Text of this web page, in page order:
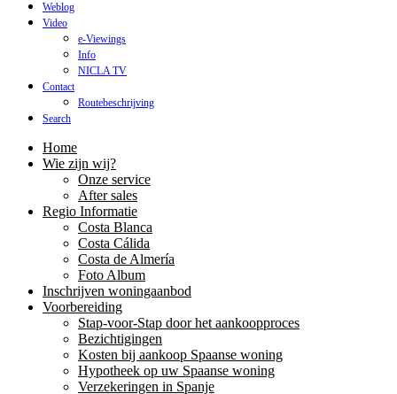
Weblog
Video
e-Viewings
Info
NICLA TV
Contact
Routebeschrijving
Search
Home
Wie zijn wij?
Onze service
After sales
Regio Informatie
Costa Blanca
Costa Cálida
Costa de Almería
Foto Album
Inschrijven woningaanbod
Voorbereiding
Stap-voor-Stap door het aankoopproces
Bezichtigingen
Kosten bij aankoop Spaanse woning
Hypotheek op uw Spaanse woning
Verzekeringen in Spanje